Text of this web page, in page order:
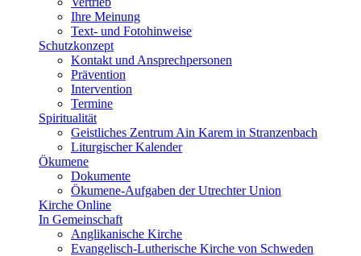
Ihre Meinung
Text- und Fotohinweise
Schutzkonzept
Kontakt und Ansprechpersonen
Prävention
Intervention
Termine
Spiritualität
Geistliches Zentrum Ain Karem in Stranzenbach
Liturgischer Kalender
Ökumene
Dokumente
Ökumene-Aufgaben der Utrechter Union
Kirche Online
In Gemeinschaft
Anglikanische Kirche
Evangelisch-Lutherische Kirche von Schweden